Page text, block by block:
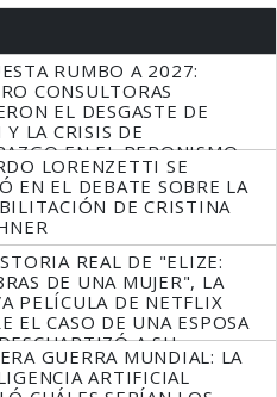
RUMBO A 2027:
CONSULTORAS
EL DESGASTE DE
Y LA CRISIS DE
EN EL PERONISMO
LORENZETTI SE
EN EL DEBATE SOBRE LA
DE CRISTINA
REAL DE "ELIZE:
DE UNA MUJER", LA
PELÍCULA DE NETFLIX
EL CASO DE UNA ESPOSA
A SU
GUERRA MUNDIAL: LA
ARTIFICIAL